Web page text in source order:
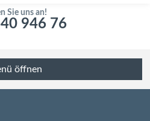
Sie uns an!
946 76
öffnen